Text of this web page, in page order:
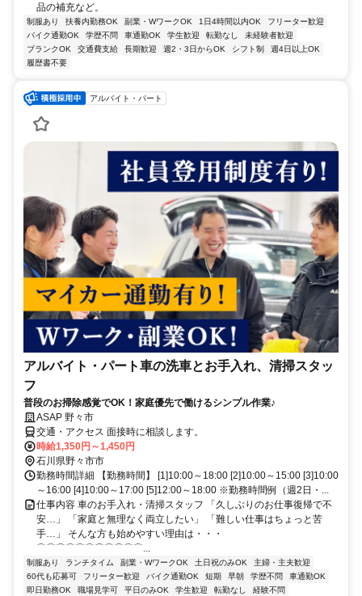
品の補充など。
制服あり 扶養内勤務OK 副業・WワークOK 1日4時間以内OK
フリーター歓迎
バイク通勤OK
学歴不問 車通勤OK 学生歓迎 転勤なし
未経験者歓迎
ブランクOK
交通費支給 長期歓迎 週2・3日からOK シフト制
週4日以上OK
履歴書不要
アルバイト・パート
アルバイト・パート車の洗車とお手入れ、清掃スタッ
フ
普段のお掃除感覚でOK！家庭優先で働けるシンプル作業♪
ASAP 野々市
交通・アクセス 面接時に相談します。
時給1,350円～1,450円
石川県野々市市
勤務時間詳細 【勤務時間】 [1]10:00～18:00 [2]10:00～15:00 [3]10:00
～16:00 [4]10:00～17:00 [5]12:00～18:00 ※勤務時間例（週2日・...
仕事内容 車のお手入れ・清掃スタッフ 「久しぶりのお仕事復帰で不
安…」 「家庭と無理なく両立したい」 「難しい仕事はちょっと苦
手…」 そんな方も始めやすい理由は・・・
⌒⌒⌒⌒⌒⌒⌒⌒⌒⌒⌒...
制服あり ランチタイム 副業・WワークOK 土日祝のみOK
主婦・主夫歓迎
60代も応募可
フリーター歓迎 バイク通勤OK 短期 早朝 学歴不問
車通勤OK
即日勤務OK
職場見学可 平日のみOK 学生歓迎 転勤なし
経験不問